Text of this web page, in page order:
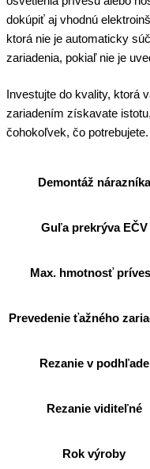
dokúpiť aj vhodnú
ktorá nie je automaticky
zariadenia, pokiaľ nie je
Investujte do kvality, ktorá
zariadením získavate
čohokoľvek, čo potrebujete.
Demontáž nárazníka
Guľa prekrýva EČV
Max. hmotnosť
Prevedenie ťažného
Rezanie v podhľade
Rezanie viditeľné
Rok výroby